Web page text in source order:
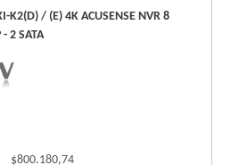
/ (E) 4K ACUSENSE NVR 8
- 8MP - 2 SATA
$800.180,74